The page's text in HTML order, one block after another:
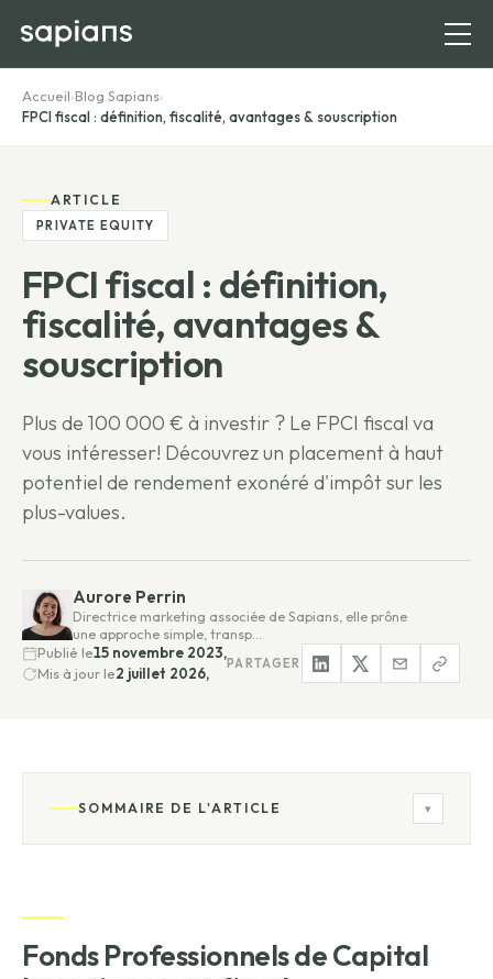
Accueil›Blog Sapians›
FPCI fiscal : définition, fiscalité, avantages & souscription
ARTICLE
PRIVATE EQUITY
FPCI fiscal : définition,
fiscalité, avantages &
souscription
Plus de 100 000 € à investir ? Le FPCI fiscal va
vous intéresser! Découvrez un placement à haut
potentiel de rendement exonéré d'impôt sur les
plus-values.
Aurore Perrin
Directrice marketing associée de Sapians, elle prône
une approche simple, transp…
Publié le15 novembre 2023,
Mis à jour le2 juillet 2026,
PARTAGER
SOMMAIRE DE L'ARTICLE ▾
Fonds Professionnels de Capital